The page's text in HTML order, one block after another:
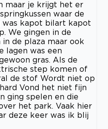
maar je krijgt het er
waar de
was kapot bilart kapot
We gingen in de
de plaza maar ook
lagen was een
gras. Als de
step komen of
de stof Wordt niet op
Vond het niet fijn
ging spelen en die
het park. Vaak hier
deze keer was ik blij